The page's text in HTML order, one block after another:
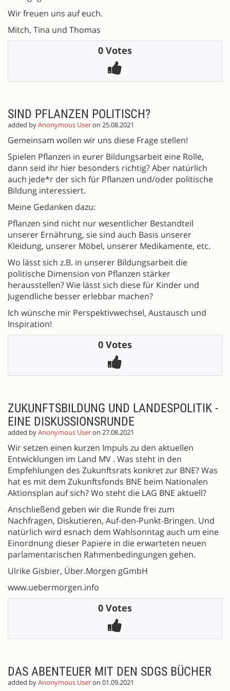
Wir freuen uns auf euch.
Mitch, Tina und Thomas
0 Votes
SIND PFLANZEN POLITISCH?
added byAnonymous Useron 25.08.2021
Gemeinsam wollen wir uns diese Frage stellen!
Spielen Pflanzen in eurer Bildungsarbeit eine Rolle,
dann seid ihr hier besonders richtig? Aber natürlich
auch jede*r der sich für Pflanzen und/oder politische
Bildung interessiert.
Meine Gedanken dazu:
Pflanzen sind nicht nur wesentlicher Bestandteil
unserer Ernährung, sie sind auch Basis unserer
Kleidung, unserer Möbel, unserer Medikamente, etc.
Wo lässt sich z.B. in unserer Bildungsarbeit die
politische Dimension von Pflanzen stärker
herausstellen? Wie lässt sich diese für Kinder und
Jugendliche besser erlebbar machen?
Ich wünsche mir Perspektivwechsel, Austausch und
Inspiration!
0 Votes
ZUKUNFTSBILDUNG UND LANDESPOLITIK -
EINE DISKUSSIONSRUNDE
added byAnonymous Useron 27.08.2021
Wir setzen einen kurzen Impuls zu den aktuellen
Entwicklungen im Land MV . Was steht in den
Empfehlungen des Zukunftsrats konkret zur BNE? Was
hat es mit dem Zukunftsfonds BNE beim Nationalen
Aktionsplan auf sich? Wo steht die LAG BNE aktuell?
Anschließend geben wir die Runde frei zum
Nachfragen, Diskutieren, Auf-den-Punkt-Bringen. Und
natürlich wird esnach dem Wahlsonntag auch um eine
Einordnung dieser Papiere in die erwarteten neuen
parlamentarischen Rahmenbedingungen gehen.
Ulrike Gisbier, Über.Morgen gGmbH
www.uebermorgen.info
0 Votes
DAS ABENTEUER MIT DEN SDGS BÜCHER
added byAnonymous Useron 01.09.2021